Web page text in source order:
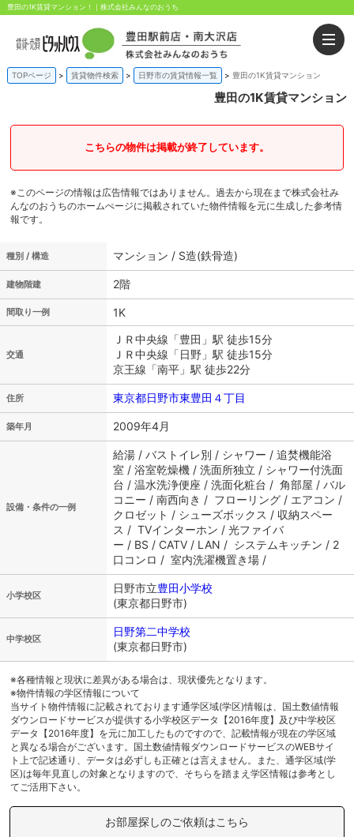
豊田の1K賃貸マンション！｜株式会社みんなのおうち
TOPページ 賃貸物件検索 日野市の賃貸情報一覧 豊田の1K賃貸マンション
豊田の1K賃貸マンション
こちらの物件は掲載が終了しています。
※このページの情報は広告情報ではありません。過去から現在まで株式会社み
んなのおうちのホームぺージに掲載されていた物件情報を元に生成した参考情
報です。
種別 / 構造 マンション / S造(鉄骨造)
建物階建 2階
間取り一例 1K
交通
ＪＲ中央線「豊田」駅 徒歩15分
ＪＲ中央線「日野」駅 徒歩15分
京王線「南平」駅 徒歩22分
住所 東京都日野市東豊田４丁目
築年月 2009年4月
設備・条件の一例
給湯 / バストイレ別 / シャワー / 追焚機能浴
室 / 浴室乾燥機 / 洗面所独立 / シャワー付洗面
台 / 温水洗浄便座 / 洗面化粧台 / 角部屋 / バル
コニー / 南西向き / フローリング / エアコン /
クロゼット / シューズボックス / 収納スペー
ス / TVインターホン / 光ファイバ
ー / BS / CATV / LAN / システムキッチン / 2
口コンロ / 室内洗濯機置き場 /
小学校区
日野市立豊田小学校
(東京都日野市)
中学校区
日野第二中学校
(東京都日野市)
※各種情報と現状に差異がある場合は、現状優先となります。
※物件情報の学区情報について
当サイト物件情報に記載されております通学区域(学区)情報は、国土数値情報
ダウンロードサービスが提供する小学校区データ【2016年度】及び中学校区
データ【2016年度】を元に加工したものですので、記載情報が現在の学区域
と異なる場合がございます。国土数値情報ダウンロードサービスのWEBサイ
ト上で記述通り、データは必ずしも正確とは言えません。また、通学区域(学
区)は毎年見直しの対象となりますので、そちらを踏まえ学区情報は参考とし
てご活用下さい。
お部屋探しのご依頼はこちら